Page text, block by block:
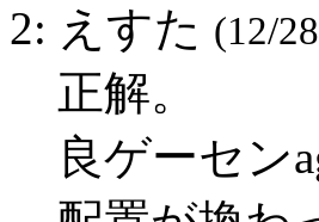
2: えすた (12/
正解。
良ゲーセン